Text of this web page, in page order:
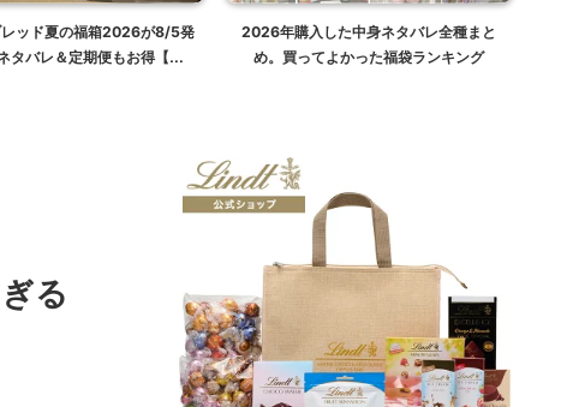
レッド夏の福箱2026が8/5発
タバレ＆定期便もお得【福
2026年購入した中身ネタバレ全種まと
め。買ってよかった福袋ランキング
る